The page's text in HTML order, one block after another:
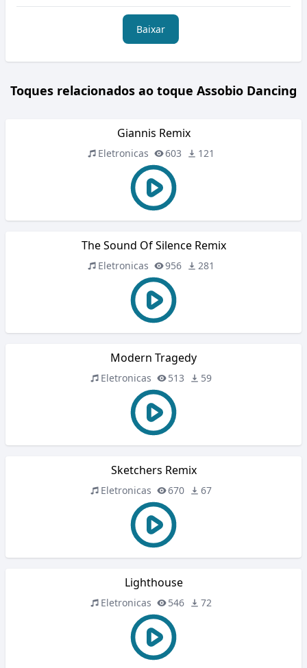
Baixar
Toques relacionados ao toque Assobio Dancing
Giannis Remix
Eletronicas 603 121
The Sound Of Silence Remix
Eletronicas 956 281
Modern Tragedy
Eletronicas 513 59
Sketchers Remix
Eletronicas 670 67
Lighthouse
Eletronicas 546 72